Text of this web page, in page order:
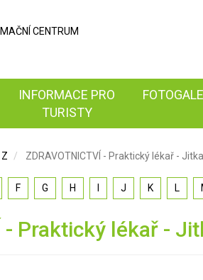
CENTRUM
INFORMACE PRO
TURISTY
Z ZDRAVOTNICTVÍ - Praktický lékař -
F G H J K L
- Praktický lékař -